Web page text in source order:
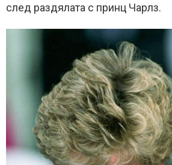
след раздялата с принц Чарлз.